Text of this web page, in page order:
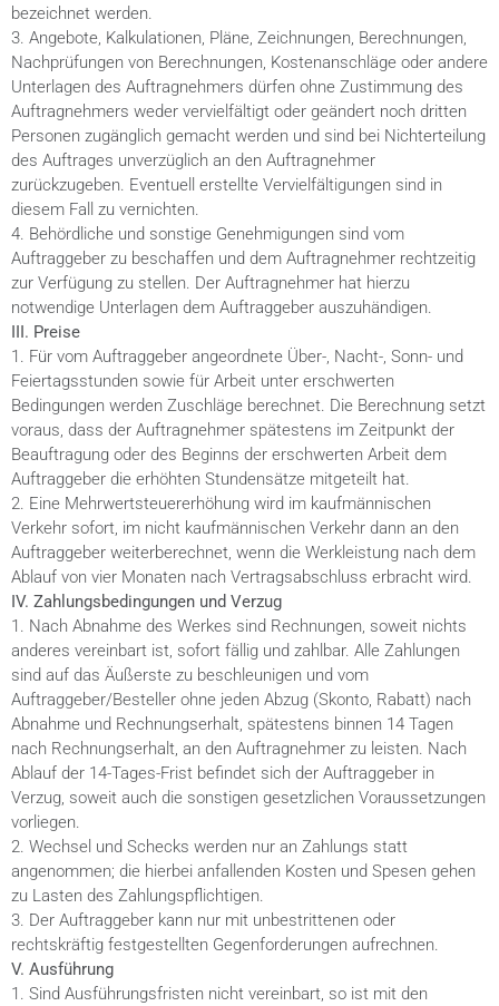
bezeichnet werden.
3. Angebote, Kalkulationen, Pläne, Zeichnungen, Berechnungen,
Nachprüfungen von Berechnungen, Kostenanschläge oder andere
Unterlagen des Auftragnehmers dürfen ohne Zustimmung des
Auftragnehmers weder vervielfältigt oder geändert noch dritten
Personen zugänglich gemacht werden und sind bei Nichterteilung
des Auftrages unverzüglich an den Auftragnehmer
zurückzugeben. Eventuell erstellte Vervielfältigungen sind in
diesem Fall zu vernichten.
4. Behördliche und sonstige Genehmigungen sind vom
Auftraggeber zu beschaffen und dem Auftragnehmer rechtzeitig
zur Verfügung zu stellen. Der Auftragnehmer hat hierzu
notwendige Unterlagen dem Auftraggeber auszuhändigen.
III. Preise
1. Für vom Auftraggeber angeordnete Über-, Nacht-, Sonn- und
Feiertagsstunden sowie für Arbeit unter erschwerten
Bedingungen werden Zuschläge berechnet. Die Berechnung setzt
voraus, dass der Auftragnehmer spätestens im Zeitpunkt der
Beauftragung oder des Beginns der erschwerten Arbeit dem
Auftraggeber die erhöhten Stundensätze mitgeteilt hat.
2. Eine Mehrwertsteuererhöhung wird im kaufmännischen
Verkehr sofort, im nicht kaufmännischen Verkehr dann an den
Auftraggeber weiterberechnet, wenn die Werkleistung nach dem
Ablauf von vier Monaten nach Vertragsabschluss erbracht wird.
IV. Zahlungsbedingungen und Verzug
1. Nach Abnahme des Werkes sind Rechnungen, soweit nichts
anderes vereinbart ist, sofort fällig und zahlbar. Alle Zahlungen
sind auf das Äußerste zu beschleunigen und vom
Auftraggeber/Besteller ohne jeden Abzug (Skonto, Rabatt) nach
Abnahme und Rechnungserhalt, spätestens binnen 14 Tagen
nach Rechnungserhalt, an den Auftragnehmer zu leisten. Nach
Ablauf der 14-Tages-Frist befindet sich der Auftraggeber in
Verzug, soweit auch die sonstigen gesetzlichen Voraussetzungen
vorliegen.
2. Wechsel und Schecks werden nur an Zahlungs statt
angenommen; die hierbei anfallenden Kosten und Spesen gehen
zu Lasten des Zahlungspflichtigen.
3. Der Auftraggeber kann nur mit unbestrittenen oder
rechtskräftig festgestellten Gegenforderungen aufrechnen.
V. Ausführung
1. Sind Ausführungsfristen nicht vereinbart, so ist mit den